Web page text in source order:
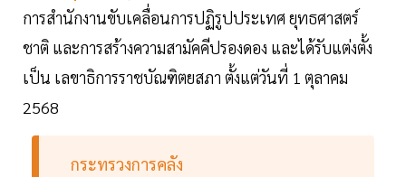
การสำนักงานขับเคลื่อนการปฏิรูปประเทศ ยุทธศาสตร์
ชาติ และการสร้างความสามัคคีปรองดอง และได้รับแต่งตั้ง
เป็น เลขาธิการราชบัณฑิตยสภา ตั้งแต่วันที่ 1 ตุลาคม
2568
กระทรวงการคลัง